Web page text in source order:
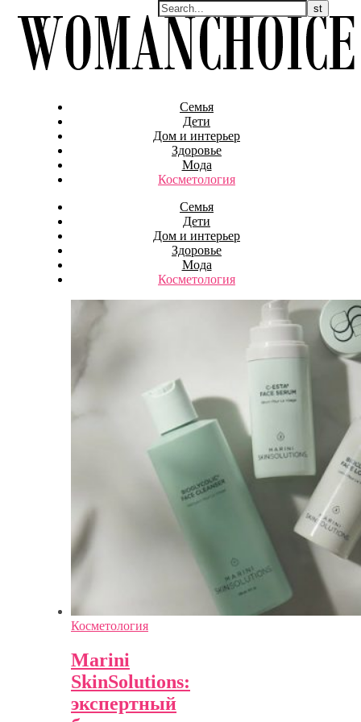
Семья
Дети
Дом и интерьер
Здоровье
Мода
Косметология
Семья
Дети
Дом и интерьер
Здоровье
Мода
Косметология
Косметология
Marini
SkinSolutions:
экспертный